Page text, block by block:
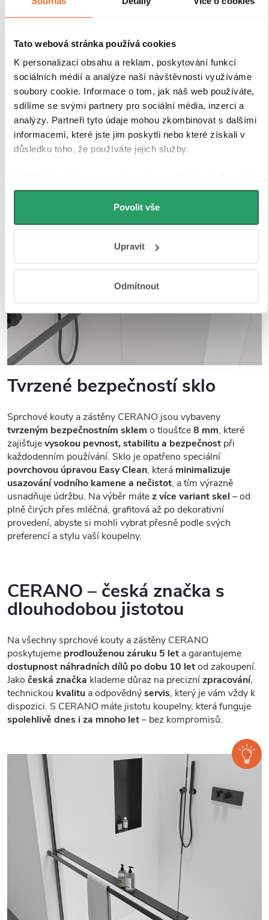
Tato webová stránka používá cookies
K personalizaci obsahu a reklam, poskytování funkcí
sociálních médií a analýze naší návštěvnosti využíváme
soubory cookie. Informace o tom, jak náš web používáte,
sdílíme se svými partnery pro sociální média, inzerci a
analýzy. Partneři tyto údaje mohou zkombinovat s dalšími
informacemi, které jste jim poskytli nebo které získali v
důsledku toho, že používáte jejich služby.
můžeme používat cookies pro analytiku a
personalizovanou reklamu. Jak Google zpracovává
osobní údaje najdete na stránkách
Povolit vše
Upravit
Odmítnout
Tvrzené bezpečností sklo
Sprchové kouty a zástěny CERANO jsou vybaveny
tvrzeným bezpečnostním sklem o tloušťce8 mm, které
zajišťujevysokou pevnost, stabilitu a bezpečnost při
každodenním používání. Sklo je opatřeno speciální
povrchovou úpravou Easy Clean, která minimalizuje
usazování vodního kamene a nečistot, a tím výrazně
usnadňuje údržbu. Na výběr mátez více variant skel – od
plně čirých přes mléčná, grafitová až po dekorativní
provedení, abyste si mohli vybrat přesně podle svých
preferencí a stylu vaší koupelny.
CERANO – česká značka s
dlouhodobou jistotou
Na všechny sprchové kouty a zástěny CERANO
poskytujeme prodlouženou záruku 5 let a garantujeme
dostupnost náhradních dílů po dobu 10 letod zakoupení.
Jako česká značka klademe důraz na preciznízpracování,
technickou kvalitu a odpovědnýservis, který je vám vždy k
dispozici. S CERANO máte jistotu koupelny, která funguje
spolehlivě dnes i za mnoho let– bez kompromisů.